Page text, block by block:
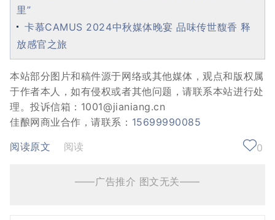
里”
卡慕CAMUS 2024中秋媒体晚宴 品味传世馥香 释
放感官之旅
本站部分图片和稿件源于网络或其他媒体，观点和版权属
于作者本人，如有侵权或者其他问题，请联系本站进行处
理。投诉信箱：1001@jianiang.cn
佳酿网商业合作，请联系： 15699990085
阅读原文
阅读 0
——广告推介 图文无关——